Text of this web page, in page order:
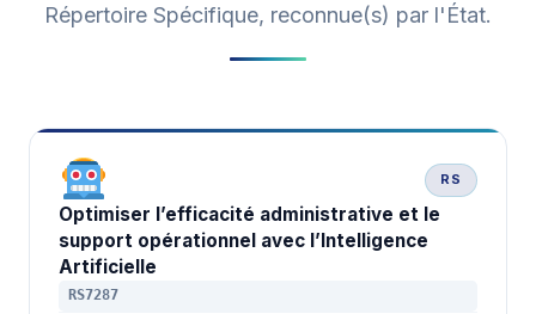
Répertoire Spécifique, reconnue(s) par l'État.
RS
Optimiser l’efficacité administrative et le
support opérationnel avec l’Intelligence
Artificielle
RS7287